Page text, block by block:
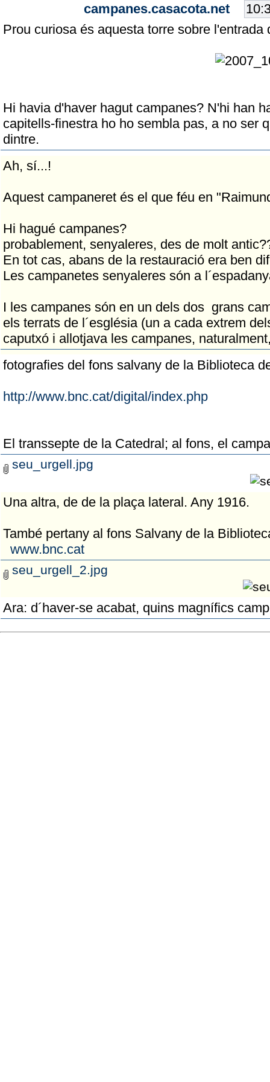
campanes.casacota.net
Prou curiosa és aquesta torre sobre l'entrada
Hi havia d'haver hagut campanes? N'hi han
capitells-finestra ho ho sembla pas, a no ser
dintre.
Ah, sí...!
Aquest campaneret és el que féu en
Hi hagué campanes?
probablement, senyaleres, des de molt
En tot cas, abans de la restauració era ben
Les campanetes senyaleres són a
I les campanes són en un dels dos grans
els terrats de l´església (un a cada extrem
caputxó i allotjava les campanes,
fotografies del fons salvany de la Biblioteca
http://www.bnc.cat/digital/index.php
El transsepte de la Catedral; al fons, el
seu_urgell.jpg
Una altra, de de la plaça lateral. Any 1916.
També pertany al fons Salvany de la
www.bnc.cat
seu_urgell_2.jpg
Ara: d´haver-se acabat, quins magnífics